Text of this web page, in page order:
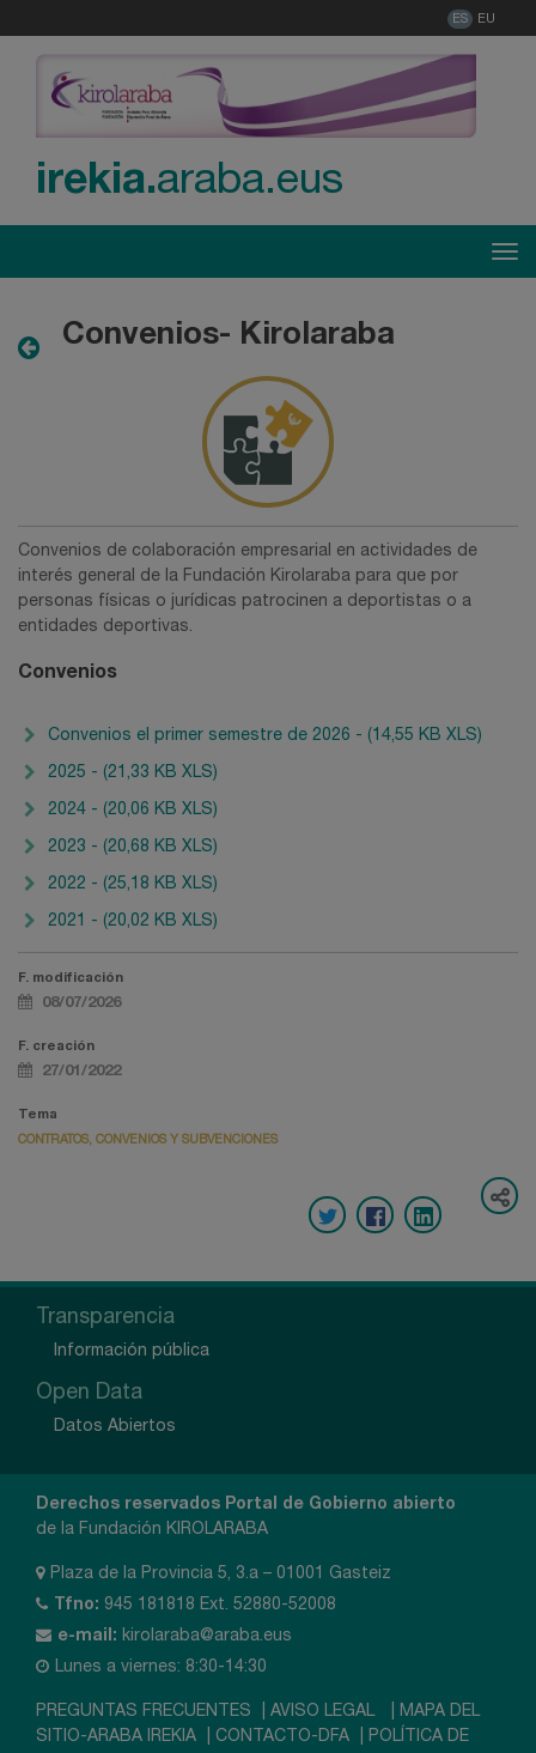
ES EU
irekia.araba.eus
Convenios- Kirolaraba
Convenios de colaboración empresarial en actividades de
interés general de la Fundación Kirolaraba para que por
personas físicas o jurídicas patrocinen a deportistas o a
entidades deportivas.
Convenios
Convenios el primer semestre de 2026 - (14,55 KB XLS)
2025 - (21,33 KB XLS)
2024 - (20,06 KB XLS)
2023 - (20,68 KB XLS)
2022 - (25,18 KB XLS)
2021 - (20,02 KB XLS)
F. modificación
08/07/2026
F. creación
27/01/2022
Tema
CONTRATOS, CONVENIOS Y SUBVENCIONES
Transparencia
Información pública
Open Data
Datos Abiertos
Derechos reservados Portal de Gobierno abierto
de la Fundación KIROLARABA
Plaza de la Provincia 5, 3.a – 01001 Gasteiz
Tfno: 945 181818 Ext. 52880-52008
e-mail: kirolaraba@araba.eus
Lunes a viernes: 8:30-14:30
PREGUNTAS FRECUENTES AVISO LEGAL
MAPA DEL
SITIO-ARABA IREKIA
CONTACTO-DFA
POLÍTICA DE